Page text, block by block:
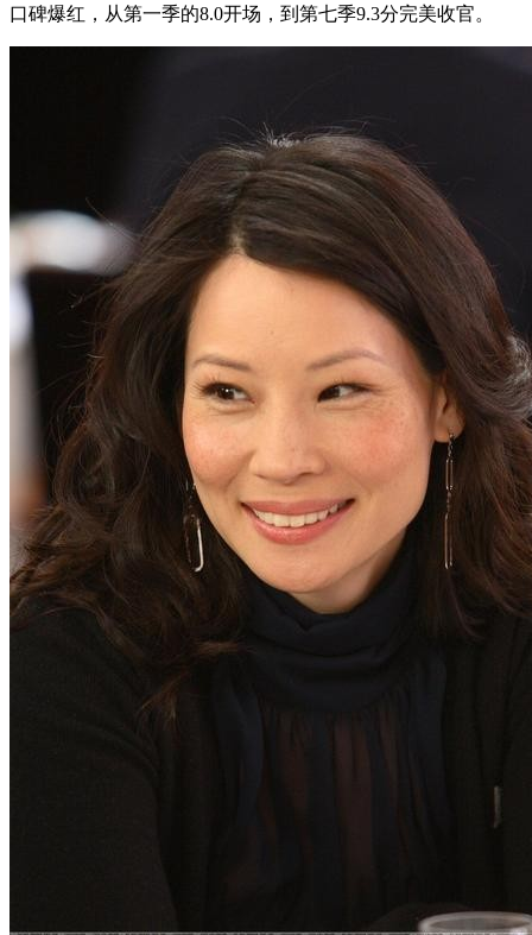
口碑爆红，从第一季的8.0开场，到第七季9.3分完美收官。